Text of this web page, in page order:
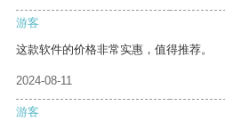
游客
这款软件的价格非常实惠，值得推荐。
2024-08-11
游客